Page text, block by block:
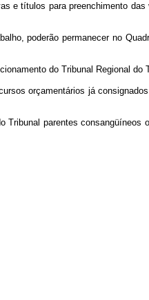
e títulos para preenchimento
poderão permanecer no
do Tribunal Regional do
orçamentários já
parentes consangüíneos